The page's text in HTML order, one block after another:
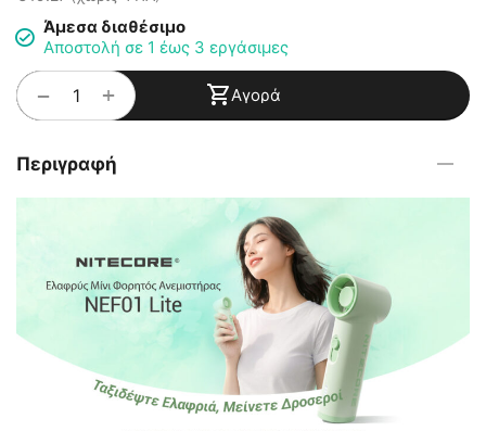
Άμεσα διαθέσιμο
Αποστολή σε 1 έως 3 εργάσιμες
+
− Αγορά
Περιγραφή